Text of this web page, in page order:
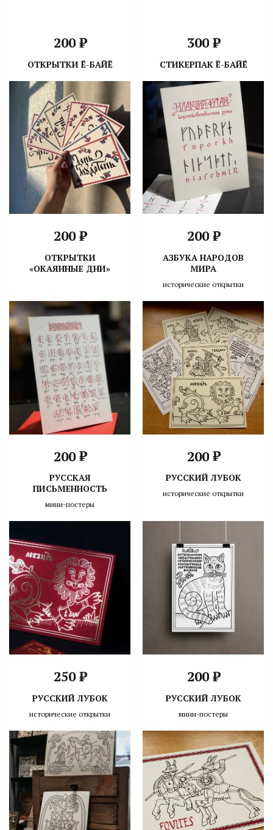
200 ₽
ОТКРЫТКИ Ё-БАЙЁ
300 ₽
СТИКЕРПАК Ё-БАЙЁ
200 ₽
ОТКРЫТКИ
«ОКАЯННЫЕ ДНИ»
200 ₽
АЗБУКА НАРОДОВ
МИРА
исторические открытки
200 ₽
РУССКАЯ
ПИСЬМЕННОСТЬ
мини-постеры
200 ₽
РУССКИЙ ЛУБОК
исторические открытки
250 ₽
РУССКИЙ ЛУБОК
исторические открытки
200 ₽
РУССКИЙ ЛУБОК
мини-постеры